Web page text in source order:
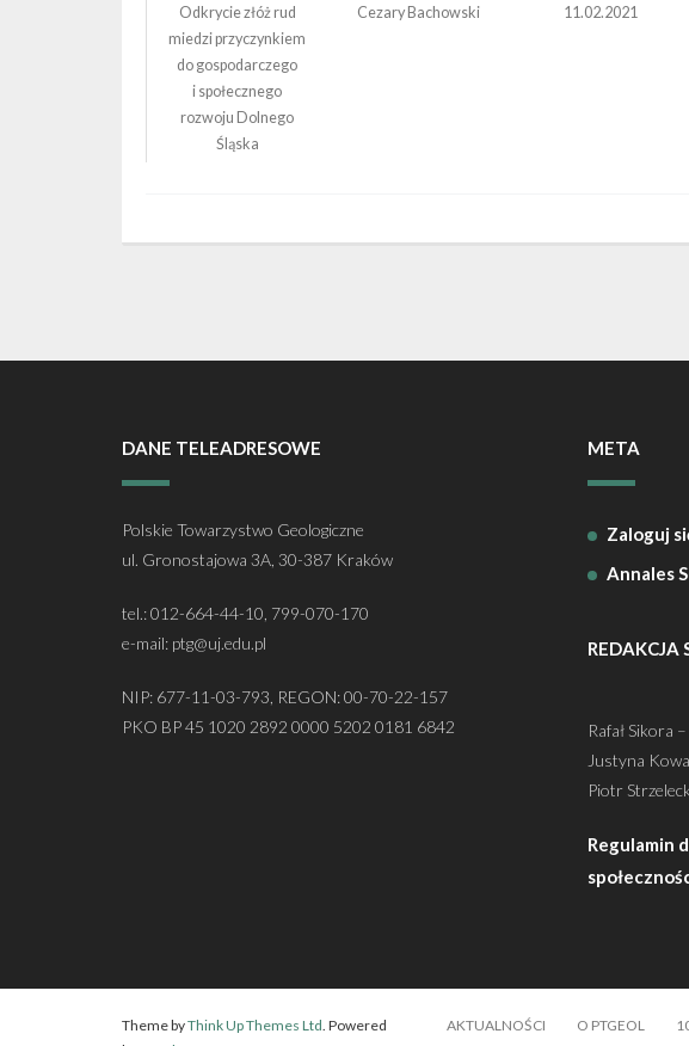
Odkrycie złóż rud
miedzi przyczynkiem
do gospodarczego
i społecznego
rozwoju Dolnego
Śląska
Cezary Bachowski 11.02.2021
DANE TELEADRESOWE
Polskie Towarzystwo Geologiczne
ul. Gronostajowa 3A, 30-387 Kraków
tel.: 012-664-44-10, 799-070-170
e-mail: ptg@uj.edu.pl
NIP: 677-11-03-793, REGON: 00-70-22-157
PKO BP 45 1020 2892 0000 5202 0181 6842
META
Zaloguj
Annales
REDAKCJA
Rafał Sikora
Justyna
Piotr
Regulamin
Theme byThink Up Themes Ltd . Powered
AKTUALNOŚCI O PTGEOL